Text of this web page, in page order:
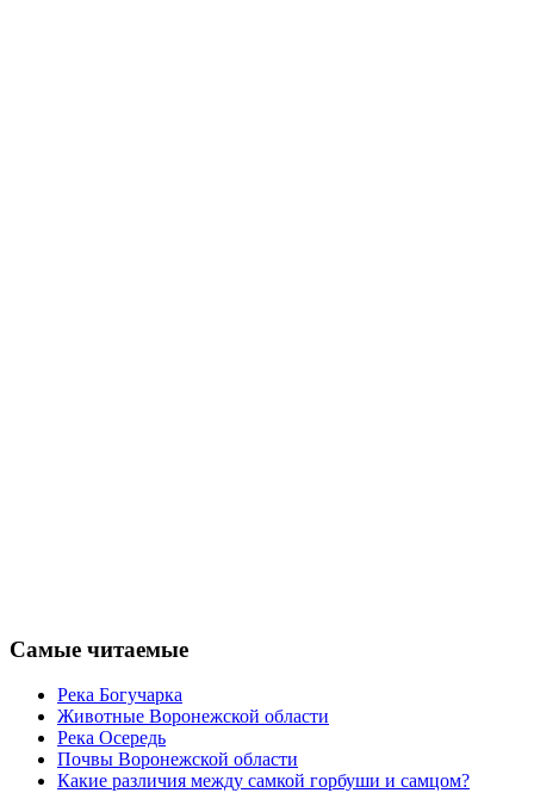
Самые читаемые
Река Богучарка
Животные Воронежской области
Река Осередь
Почвы Воронежской области
Какие различия между самкой горбуши и самцом?